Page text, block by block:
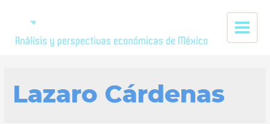
Lazaro Cárdenas